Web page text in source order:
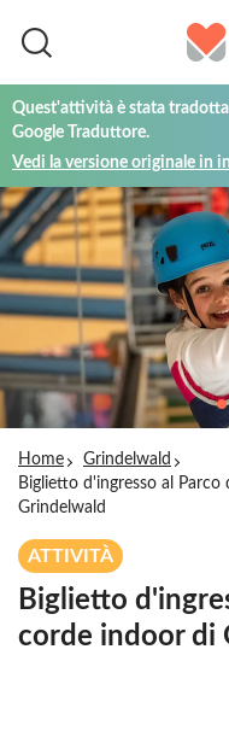
Quest'attività è stata
Google Traduttore.
Vedi la versione originale in
Home
Grindelwald
Biglietto d'ingresso al
Grindelwald
ATTIVITÀ
Biglietto
corde indoor di